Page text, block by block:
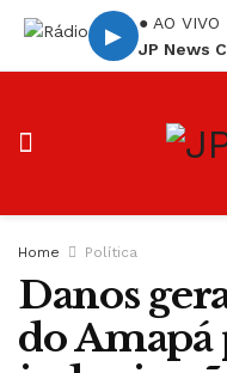
▶
● AO VIVO
JP News
Home Política
Danos
do